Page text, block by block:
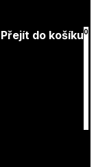
Přejít do košíku0